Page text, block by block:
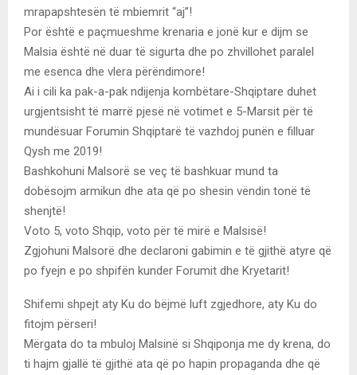
mrapapshtesën të mbiemrit “aj”!
Por është e paçmueshme krenaria e jonë kur e dijm se
Malsia është në duar të sigurta dhe po zhvillohet paralel
me esenca dhe vlera përëndimore!
Ai i cili ka pak-a-pak ndijenja kombëtare-Shqiptare duhet
urgjentsisht të marrë pjesë në votimet e 5-Marsit për të
mundësuar Forumin Shqiptarë të vazhdoj punën e filluar
Qysh me 2019!
Bashkohuni Malsorë se veç të bashkuar mund ta
dobësojm armikun dhe ata që po shesin vëndin tonë të
shenjtë!
Voto 5, voto Shqip, voto për të mirë e Malsisë!
Zgjohuni Malsorë dhe declaroni gabimin e të gjithë atyre që
po fyejn e po shpifën kunder Forumit dhe Kryetarit!
Shifemi shpejt aty Ku do bëjmë luft zgjedhore, aty Ku do
fitojm përseri!
Mërgata do ta mbuloj Malsinë si Shqiponja me dy krena, do
ti hajm gjallë të gjithë ata që po hapin propaganda dhe që